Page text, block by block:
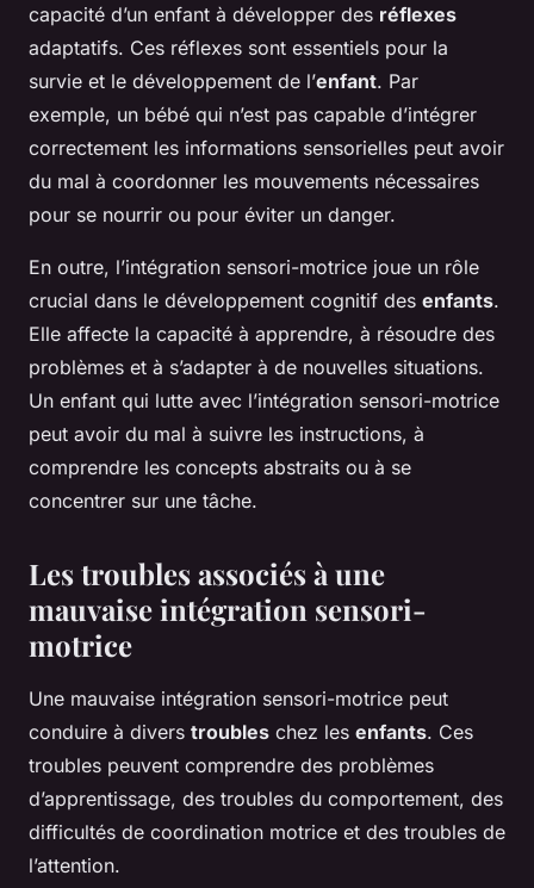
capacité d’un enfant à développer des réflexes
adaptatifs. Ces réflexes sont essentiels pour la
survie et le développement de l’enfant. Par
exemple, un bébé qui n’est pas capable d’intégrer
correctement les informations sensorielles peut avoir
du mal à coordonner les mouvements nécessaires
pour se nourrir ou pour éviter un danger.
En outre, l’intégration sensori-motrice joue un rôle
crucial dans le développement cognitif des enfants.
Elle affecte la capacité à apprendre, à résoudre des
problèmes et à s’adapter à de nouvelles situations.
Un enfant qui lutte avec l’intégration sensori-motrice
peut avoir du mal à suivre les instructions, à
comprendre les concepts abstraits ou à se
concentrer sur une tâche.
Les troubles associés à une
mauvaise intégration sensori-
motrice
Une mauvaise intégration sensori-motrice peut
conduire à divers troubles chez les enfants. Ces
troubles peuvent comprendre des problèmes
d’apprentissage, des troubles du comportement, des
difficultés de coordination motrice et des troubles de
l’attention.